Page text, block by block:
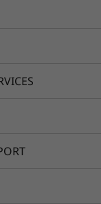
durabilité
le bon équilibre
ThinkBook
les testons selon
Nos tests
ou de